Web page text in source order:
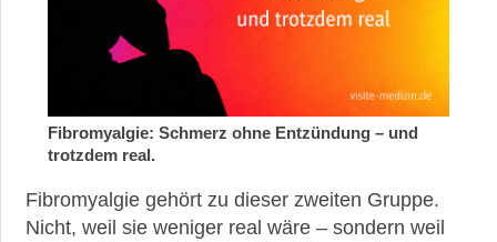
Fibromyalgie: Schmerz ohne Entzündung – und
trotzdem real.
Fibromyalgie gehört zu dieser zweiten Gruppe.
Nicht, weil sie weniger real wäre – sondern weil